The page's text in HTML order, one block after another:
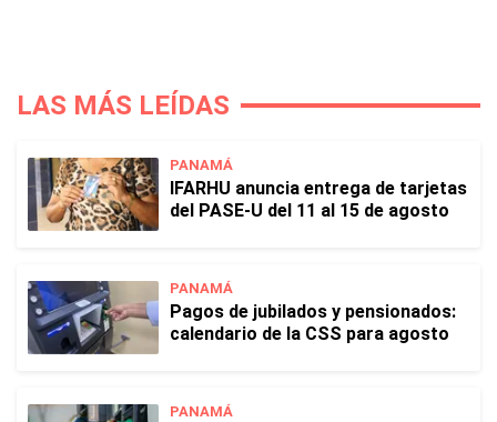
LAS MÁS LEÍDAS
PANAMÁ
IFARHU anuncia entrega de tarjetas
del PASE-U del 11 al 15 de agosto
PANAMÁ
Pagos de jubilados y pensionados:
calendario de la CSS para agosto
PANAMÁ